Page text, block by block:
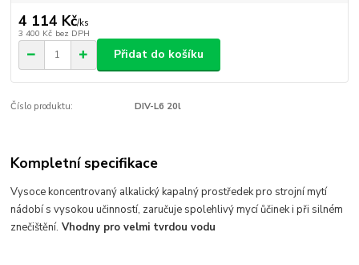
4 114 Kč/ks
3 400 Kč bez DPH
Přidat do košíku
Číslo produktu: DIV-L6 20l
Kompletní specifikace
Vysoce koncentrovaný alkalický kapalný prostředek pro strojní mytí
nádobí s vysokou učinností, zaručuje spolehlivý mycí ůčinek i při silném
znečištění. Vhodny pro velmi tvrdou vodu